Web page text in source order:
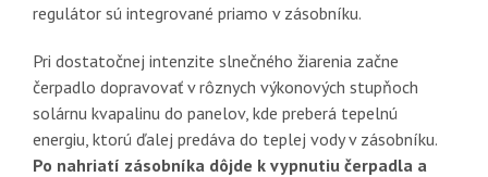
regulátor sú integrované priamo v zásobníku.
Pri dostatočnej intenzite slnečného žiarenia začne
čerpadlo dopravovať v rôznych výkonových stupňoch
solárnu kvapalinu do panelov, kde preberá tepelnú
energiu, ktorú ďalej predáva do teplej vody v zásobníku.
Po nahriatí zásobníka dôjde k vypnutiu čerpadla a